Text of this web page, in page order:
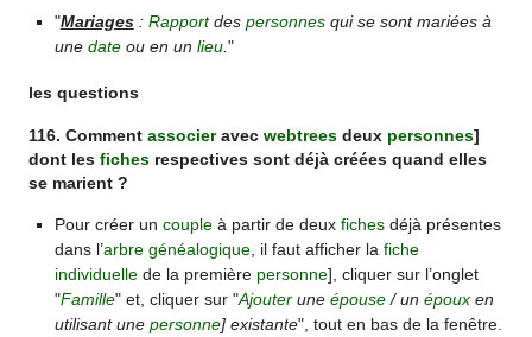
"Mariages: Rapportdes personnesqui se sont mariées à
une dateou en un lieu. "
les questions
116. Commentassocieravecwebtrees deux personnes]
dont lesfiches respectives sont déjà créées quand elles
se marient ?
Pour créer un coupleà partir de deux fichesdéjà présentes
dans l’arbre généalogique, il faut afficher la fiche
individuellede la première personne], cliquer sur l’onglet
"Famille" et, cliquer sur "Ajouterune épouse/ un épouxen
utilisant une personne] existante", tout en bas de la fenêtre.